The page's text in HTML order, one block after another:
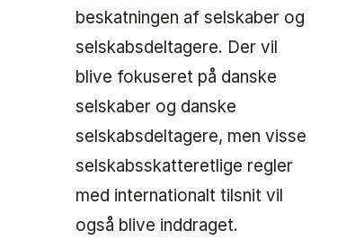
beskatningen af selskaber og
selskabsdeltagere. Der vil
blive fokuseret på danske
selskaber og danske
selskabsdeltagere, men visse
selskabsskatteretlige regler
med internationalt tilsnit vil
også blive inddraget.